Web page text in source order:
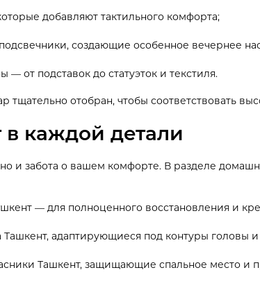
добавляют тактильного комфорта;
создающие особенное вечернее
— от подставок до статуэток и текстиля.
тщательно отобран, чтобы соответствовать
каждой детали
и забота о вашем комфорте. В разделе
— для полноценного восстановления и
адаптирующиеся под контуры головы
Ташкент, защищающие спальное место и